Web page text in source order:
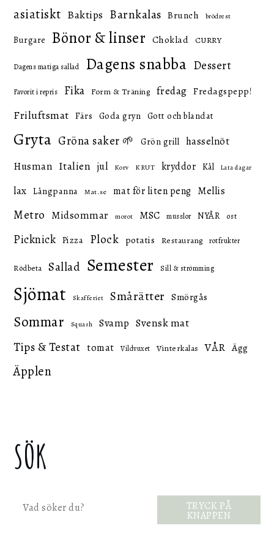
asiatiskt Baktips Barnkalas Brunch brödrest
Burgare Bönor & linser Choklad CURRY
Dagens matiga sallad Dagens snabba Dessert
Favorit i repris Fika Form & Träning fredag Fredagspepp!
Friluftsmat Färs Goda gryn Gott och blandat
Gryta Gröna saker 🌱 Grön grill hasselnöt
Husman Italien jul Korv KRUT kryddor Kål Lata dagar
lax Långpanna Mat.se mat för liten peng Mellis
Metro Midsommar morot MSC musslor NYÅR ost
Picknick Pizza Plock potatis Restaurang rotfrukter
Rödbeta Sallad Semester Sill & strömming
Sjömat Skafferiet Smårätter Smörgås
Sommar Squash Svamp Svensk mat
Tips & Testat tomat Vildvuxet Vinterkalas VÅR Ägg
Äpplen
SÖK
Sök TRYCK PÅ
KNAPPEN